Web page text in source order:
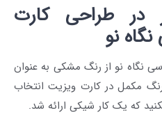
در طراحی کارت
نو
نگاه نو از رنگ مشکی به عنوان
مکمل در کارت ویزیت انتخاب
که یک کار شیکی ارائه شد.